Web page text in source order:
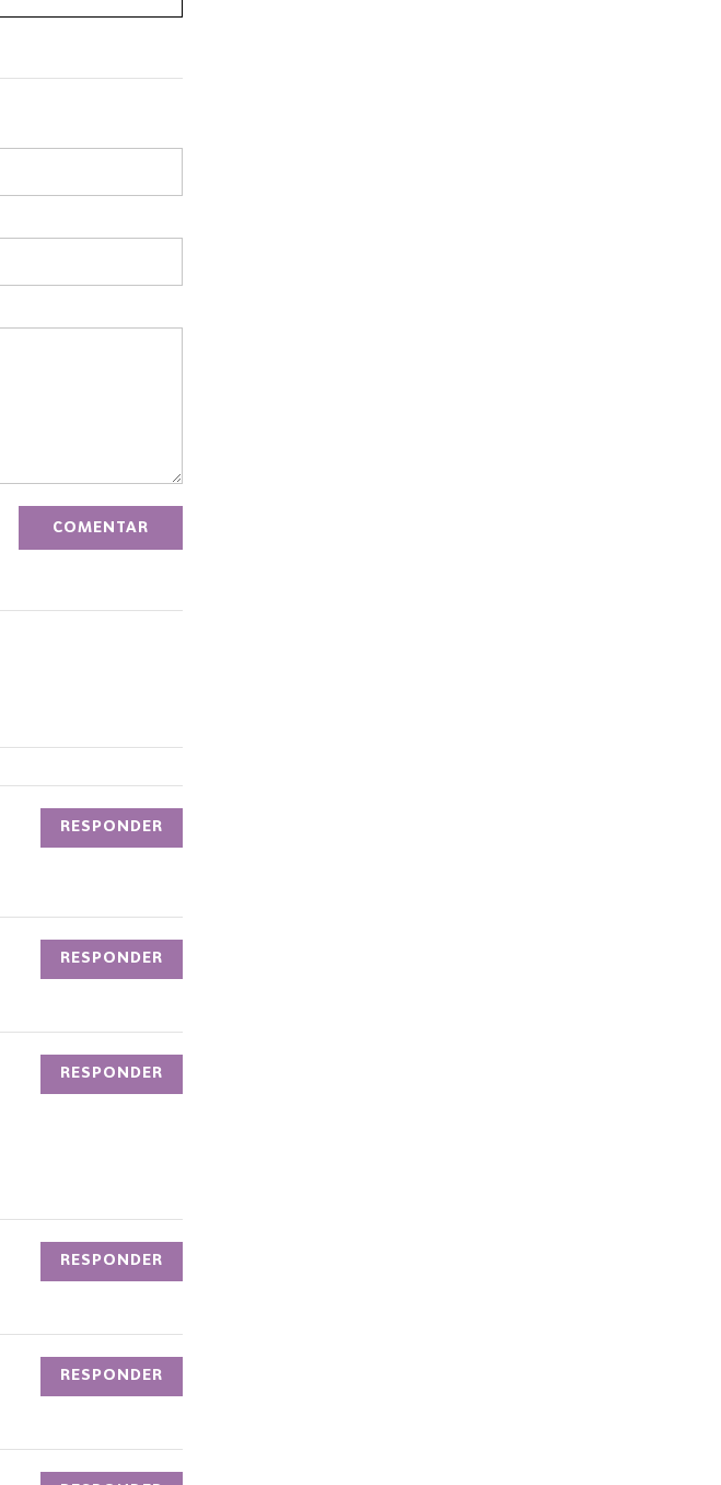
RESPONDER
RESPONDER
RESPONDER
RESPONDER
RESPONDER